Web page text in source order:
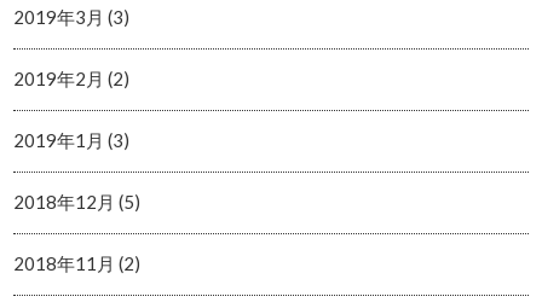
2019年3月 (3)
2019年2月 (2)
2019年1月 (3)
2018年12月 (5)
2018年11月 (2)